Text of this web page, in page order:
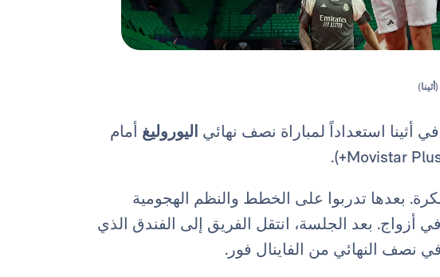
أثينا استعداداً لمباراة نصف نهائي اليوروليغ أمام
بعدها تدربوا على الخطط والنظم الهجومية
أزواج. بعد الجلسة، انتقل الفريق إلى الفندق الذي
نصف النهائي من الفاينال فور.